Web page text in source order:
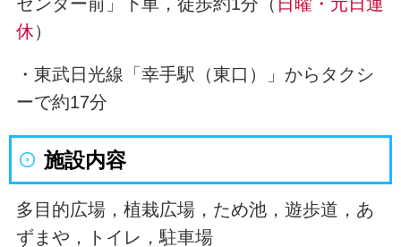
休）
・東武日光線「幸手駅（東口）」からタクシ
ーで約17分
施設内容
多目的広場，植栽広場，ため池，遊歩道，あ
ずまや，トイレ，駐車場